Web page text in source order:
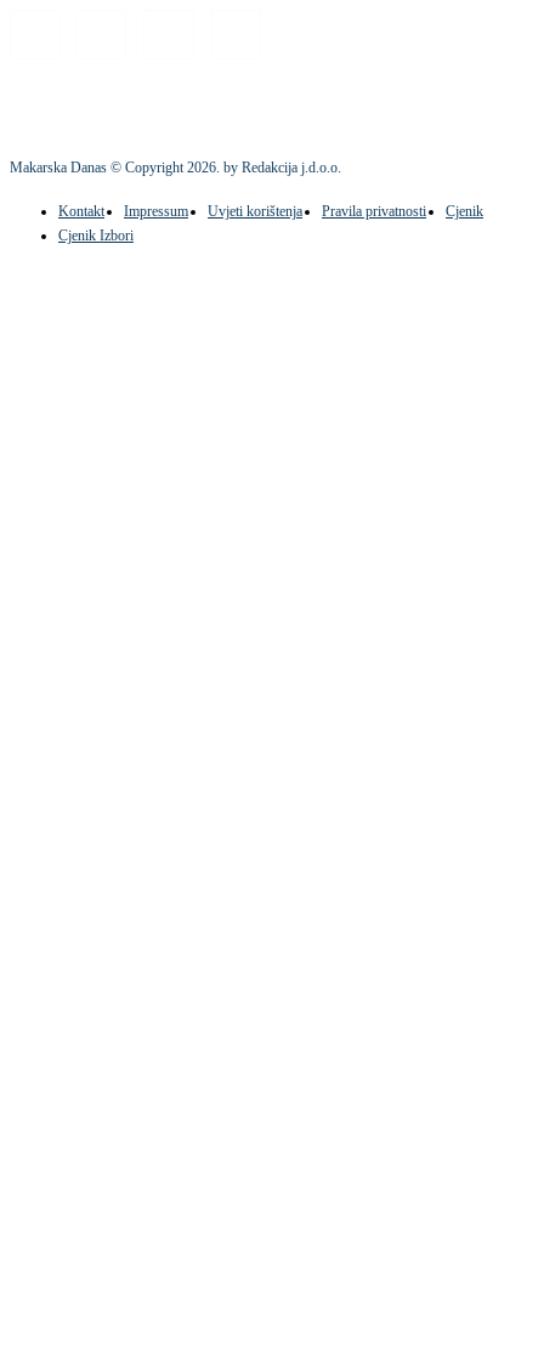
Makarska Danas © Copyright2026. by Redakcija j.d.o.o.
Kontakt Impressum Uvjeti korištenja Pravila privatnosti
Cjenik
Cjenik Izbori